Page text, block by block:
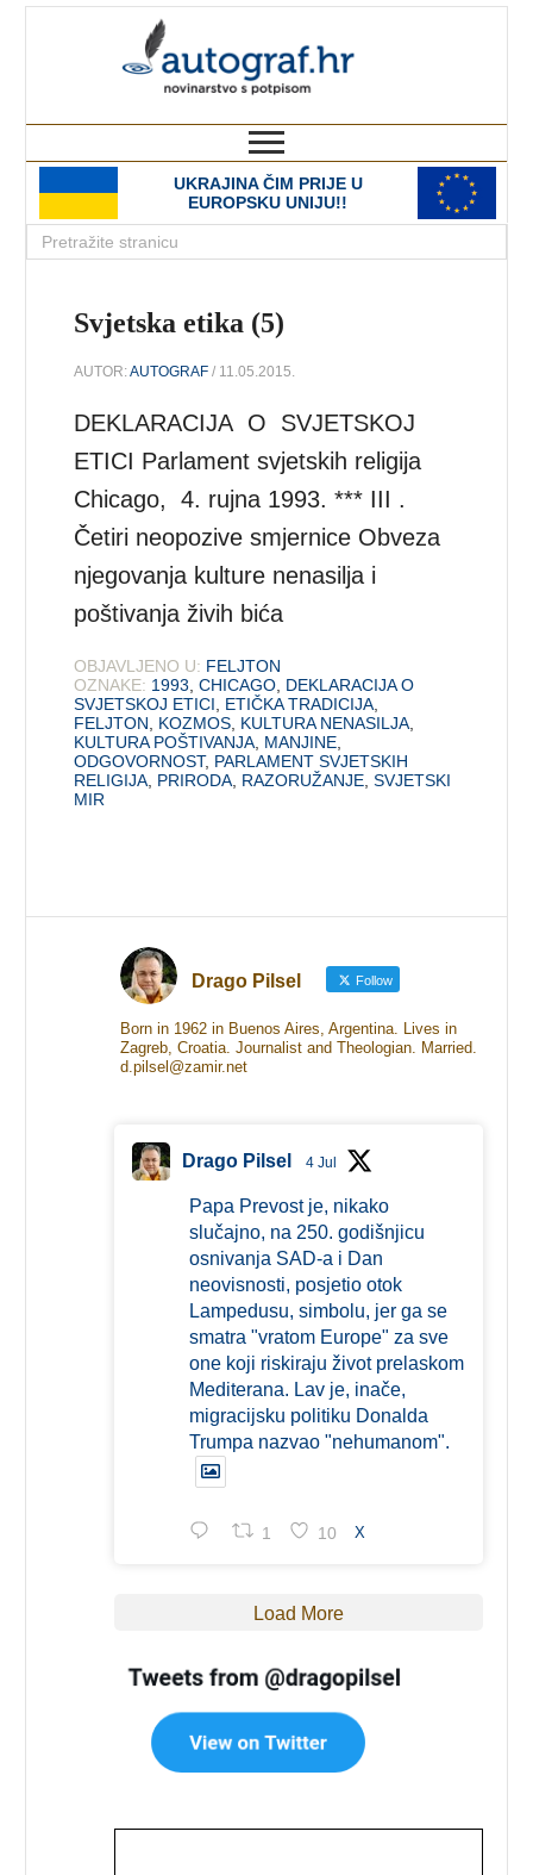
UKRAJINA ČIM PRIJE U
EUROPSKU UNIJU!!
Svjetska etika (5)
AUTOR:AUTOGRAF / 11.05.2015.
DEKLARACIJA O SVJETSKOJ
ETICI Parlament svjetskih religija
Chicago, 4. rujna 1993. *** III .
Četiri neopozive smjernice Obveza
njegovanja kulture nenasilja i
poštivanja živih bića
OBJAVLJENO U: FELJTON
OZNAKE: 1993 ,CHICAGO DEKLARACIJA O
SVJETSKOJ ETICI
ETIČKA TRADICIJA
FELJTON
KOZMOS KULTURA NENASILJA
KULTURA POŠTIVANJA MANJINE
ODGOVORNOST, PARLAMENT SVJETSKIH
RELIGIJA PRIRODA RAZORUŽANJE ,SVJETSKI
MIR
Drago Pilsel Follow
Born in 1962 in Buenos Aires, Argentina. Lives in
Zagreb, Croatia. Journalist and Theologian. Married.
d.pilsel@zamir.net
Drago Pilsel 4 Jul
Papa Prevost je, nikako
slučajno, na 250. godišnjicu
osnivanja SAD-a i Dan
neovisnosti, posjetio otok
Lampedusu, simbolu, jer ga se
smatra "vratom Europe" za sve
one koji riskiraju život prelaskom
Mediterana. Lav je, inače,
migracijsku politiku Donalda
Trumpa nazvao "nehumanom".
1 10 X
Load More